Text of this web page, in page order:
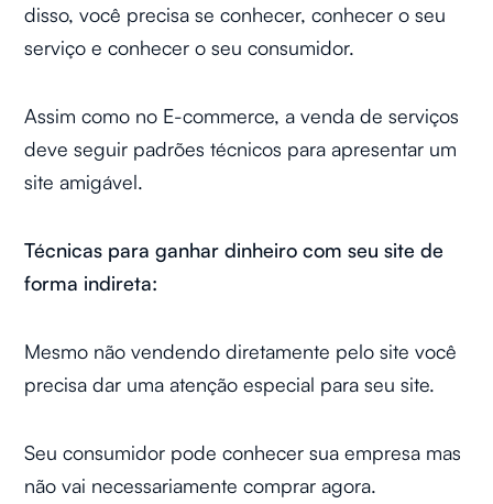
disso, você precisa se conhecer, conhecer o seu
serviço e conhecer o seu consumidor.
Assim como no E-commerce, a venda de serviços
deve seguir padrões técnicos para apresentar um
site amigável.
Técnicas para ganhar dinheiro com seu site de
forma indireta:
Mesmo não vendendo diretamente pelo site você
precisa dar uma atenção especial para seu site.
Seu consumidor pode conhecer sua empresa mas
não vai necessariamente comprar agora.